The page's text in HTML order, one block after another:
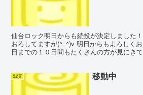
仙台ロック明日からも続投が決定しました
おろしてますが(^_^)v 明日からもよろしく
日までの１０日間もたくさんの方が見にき
出演 移動中